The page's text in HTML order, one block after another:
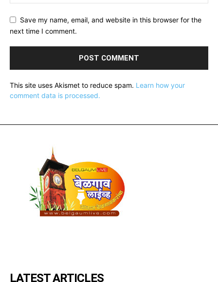
Save my name, email, and website in this browser for the
next time I comment.
This site uses Akismet to reduce spam. Learn how your
comment data is processed.
LATEST ARTICLES